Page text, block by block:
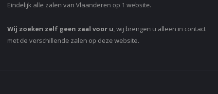
Eindelijk alle zalen van Vlaanderen op 1 website.
Wij zoeken zelf geen zaal voor u, wij brengen u alleen in contact
met de verschillende zalen op deze website.